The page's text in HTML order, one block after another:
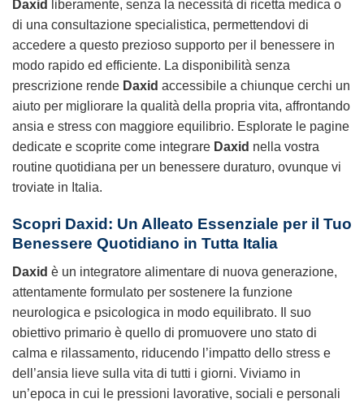
Daxid
liberamente, senza la necessità di ricetta medica o
di una consultazione specialistica, permettendovi di
accedere a questo prezioso supporto per il benessere in
modo rapido ed efficiente. La disponibilità senza
prescrizione rende Daxid accessibile a chiunque cerchi un
aiuto per migliorare la qualità della propria vita, affrontando
ansia e stress con maggiore equilibrio. Esplorate le pagine
dedicate e scoprite come integrare Daxid nella vostra
routine quotidiana per un benessere duraturo, ovunque vi
troviate in Italia.
Scopri Daxid: Un Alleato Essenziale per il Tuo
Benessere Quotidiano in Tutta Italia
Daxid è un integratore alimentare di nuova generazione,
attentamente formulato per sostenere la funzione
neurologica e psicologica in modo equilibrato. Il suo
obiettivo primario è quello di promuovere uno stato di
calma e rilassamento, riducendo l’impatto dello stress e
dell’ansia lieve sulla vita di tutti i giorni. Viviamo in
un’epoca in cui le pressioni lavorative, sociali e personali